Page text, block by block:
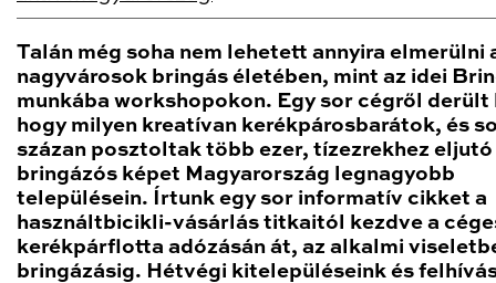
Talán még soha nem lehetett annyira elmerülni
nagyvárosok bringás életében, mint az idei
munkába workshopokon. Egy sor cégről derült
hogy milyen kreatívan kerékpárosbarátok, és
százan posztoltak több ezer, tízezrekhez eljutó
bringázós képet Magyarország legnagyobb
településein. Írtunk egy sor informatív cikket a
használtbicikli-vásárlás titkaitól kezdve a
kerékpárflotta adózásán át, az alkalmi
bringázásig. Hétvégi kitelepüléseink és